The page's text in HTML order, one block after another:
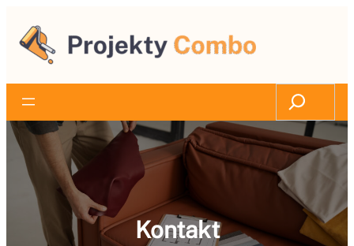
treści
Search
Kontakt